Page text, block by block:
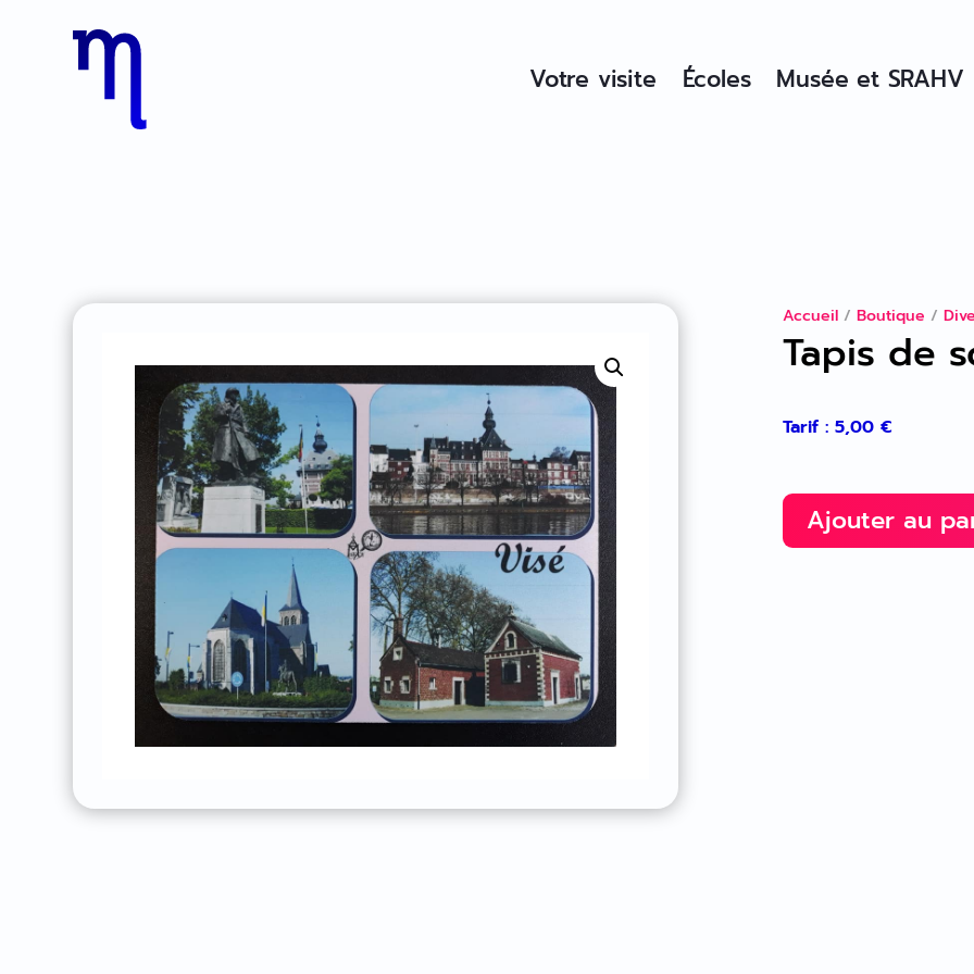
Votre visite Écoles Musée et SRAHV
Accueil /Boutique /
Tapis de
Tarif :5,00€
Ajouter au